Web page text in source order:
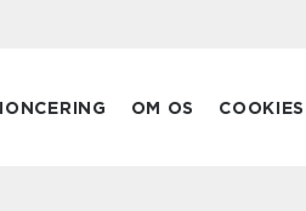
OM OS COOKIES